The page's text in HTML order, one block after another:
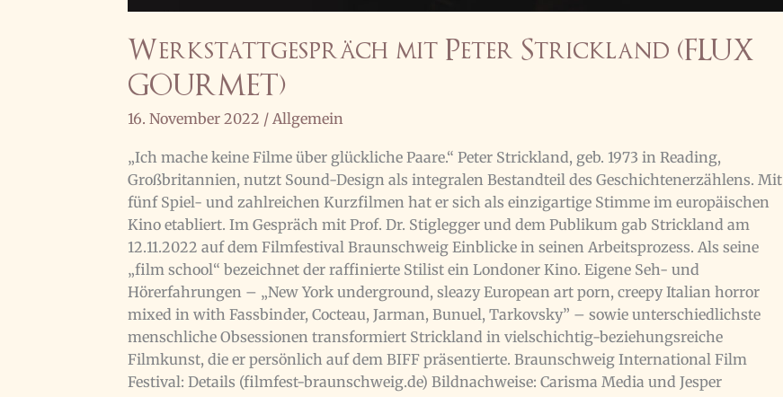
Werkstattgespräch mit Peter Strickland (FLUX
GOURMET)
16. November 2022 / Allgemein
„Ich mache keine Filme über glückliche Paare.“ Peter Strickland, geb. 1973 in Reading,
Großbritannien, nutzt Sound-Design als integralen Bestandteil des Geschichtenerzählens. Mit
fünf Spiel- und zahlreichen Kurzfilmen hat er sich als einzigartige Stimme im europäischen
Kino etabliert. Im Gespräch mit Prof. Dr. Stiglegger und dem Publikum gab Strickland am
12.11.2022 auf dem Filmfestival Braunschweig Einblicke in seinen Arbeitsprozess. Als seine
„film school“ bezeichnet der raffinierte Stilist ein Londoner Kino. Eigene Seh- und
Hörerfahrungen – „New York underground, sleazy European art porn, creepy Italian horror
mixed in with Fassbinder, Cocteau, Jarman, Bunuel, Tarkovsky” – sowie unterschiedlichste
menschliche Obsessionen transformiert Strickland in vielschichtig-beziehungsreiche
Filmkunst, die er persönlich auf dem BIFF präsentierte. Braunschweig International Film
Festival: Details (filmfest-braunschweig.de) Bildnachweise: Carisma Media und Jesper